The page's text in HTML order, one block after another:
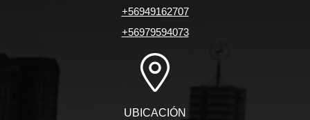
+56949162707
+56979594073
UBICACIÓN